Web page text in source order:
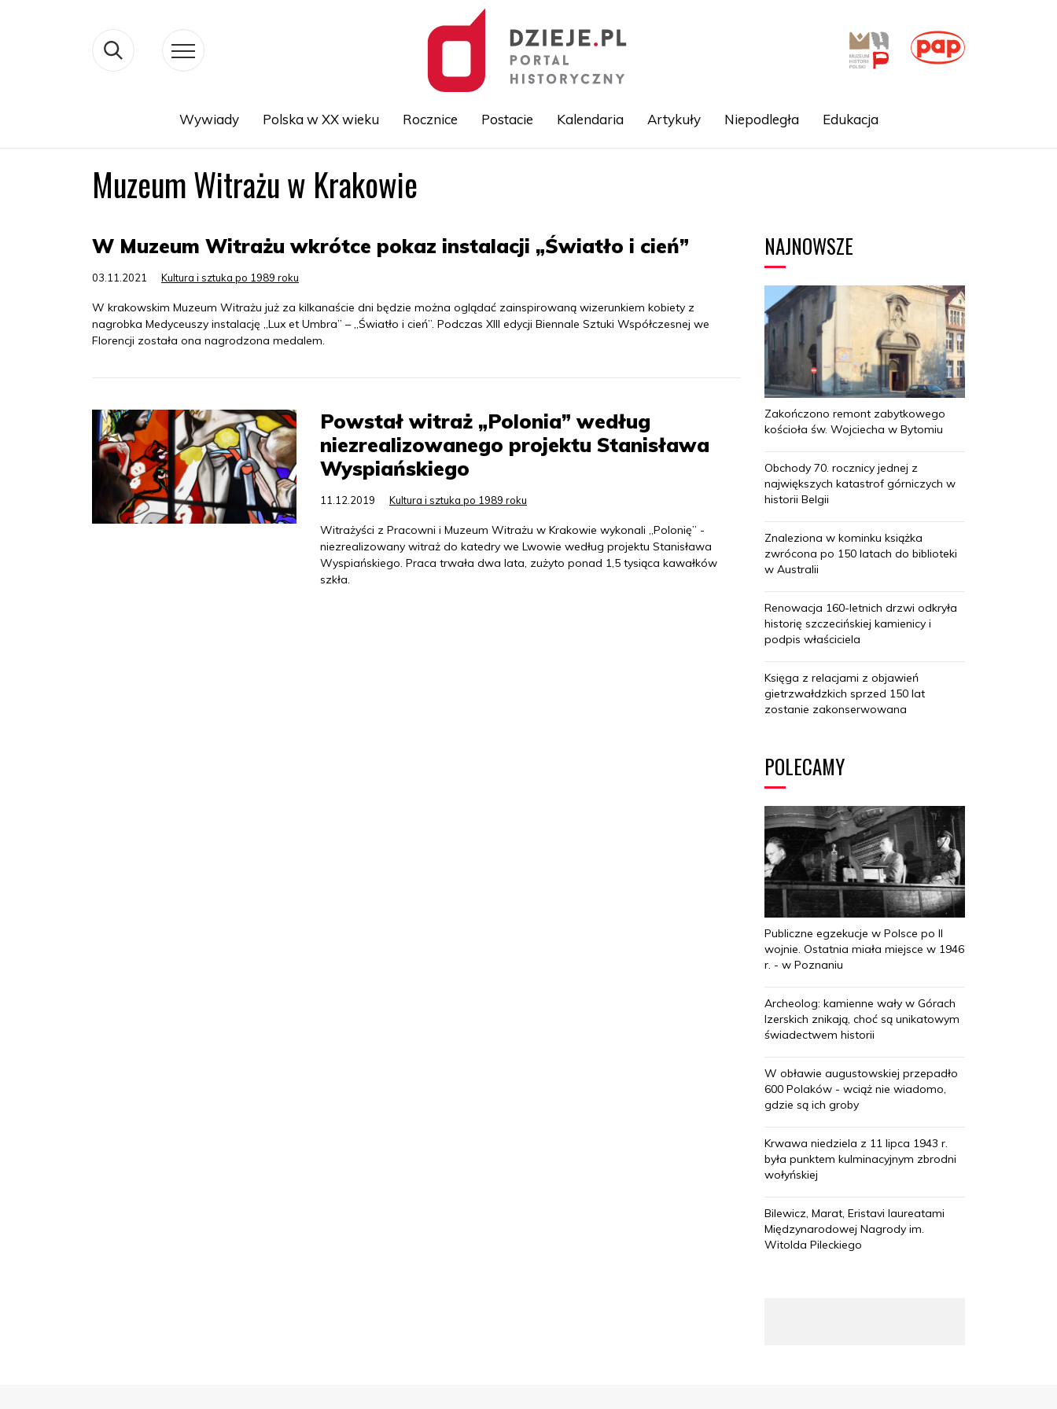
Wywiady Polska w XX wieku Rocznice Postacie Kalendaria Artykuły Niepodległa Edukacja
Muzeum Witrażu w Krakowie
W Muzeum Witrażu wkrótce pokaz instalacji „Światło i cień”
03.11.2021 Kultura i sztuka po 1989 roku
W krakowskim Muzeum Witrażu już za kilkanaście dni będzie można oglądać zainspirowaną wizerunkiem kobiety z
nagrobka Medyceuszy instalację „Lux et Umbra” – „Światło i cień”. Podczas XIII edycji Biennale Sztuki Współczesnej we
Florencji została ona nagrodzona medalem.
Powstał witraż „Polonia” według
niezrealizowanego projektu Stanisława
Wyspiańskiego
11.12.2019 Kultura i sztuka po 1989 roku
Witrażyści z Pracowni i Muzeum Witrażu w Krakowie wykonali „Polonię” -
niezrealizowany witraż do katedry we Lwowie według projektu Stanisława
Wyspiańskiego. Praca trwała dwa lata, zużyto ponad 1,5 tysiąca kawałków
szkła.
NAJNOWSZE
Zakończono remont zabytkowego
kościoła św. Wojciecha w Bytomiu
Obchody 70. rocznicy jednej z
największych katastrof górniczych w
historii Belgii
Znaleziona w kominku książka
zwrócona po 150 latach do biblioteki
w Australii
Renowacja 160-letnich drzwi odkryła
historię szczecińskiej kamienicy i
podpis właściciela
Księga z relacjami z objawień
gietrzwałdzkich sprzed 150 lat
zostanie zakonserwowana
POLECAMY
Publiczne egzekucje w Polsce po II
wojnie. Ostatnia miała miejsce w 1946
r. - w Poznaniu
Archeolog: kamienne wały w Górach
Izerskich znikają, choć są unikatowym
świadectwem historii
W obławie augustowskiej przepadło
600 Polaków - wciąż nie wiadomo,
gdzie są ich groby
Krwawa niedziela z 11 lipca 1943 r.
była punktem kulminacyjnym zbrodni
wołyńskiej
Bilewicz, Marat, Eristavi laureatami
Międzynarodowej Nagrody im.
Witolda Pileckiego